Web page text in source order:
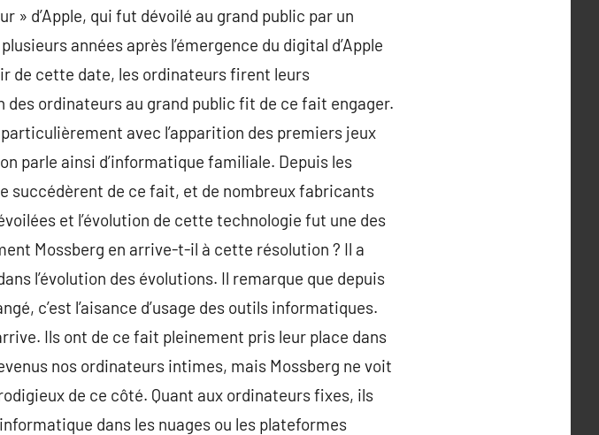
» d’Apple, qui fut dévoilé au grand public par un
années après l’émergence du digital d’Apple
de cette date, les ordinateurs firent leurs
ordinateurs au grand public fit de ce fait engager.
avec l’apparition des premiers jeux
parle ainsi d’informatique familiale. Depuis les
succédèrent de ce fait, et de nombreux fabricants
et l’évolution de cette technologie fut une des
Mossberg en arrive-t-il à cette résolution ? Il a
l’évolution des évolutions. Il remarque que depuis
c’est l’aisance d’usage des outils informatiques.
Ils ont de ce fait pleinement pris leur place dans
nos ordinateurs intimes, mais Mossberg ne voit
de ce côté. Quant aux ordinateurs fixes, ils
dans les nuages ou les plateformes